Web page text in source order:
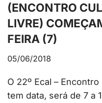
(ENCONTRO
LIVRE)
FEIRA (7)
05/06/2018
O 22º Ecal –
tem data, será de 7 a